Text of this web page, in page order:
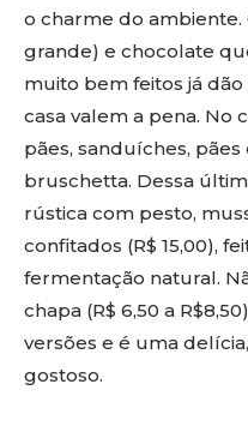
o charme do ambiente.
grande) e chocolate
muito bem feitos já
casa valem a pena. No
pães, sanduíches,
bruschetta. Dessa
rústica com pesto,
confitados (R$ 15,00),
fermentação natural.
chapa (R$ 6,50 a
versões e é uma
gostoso.